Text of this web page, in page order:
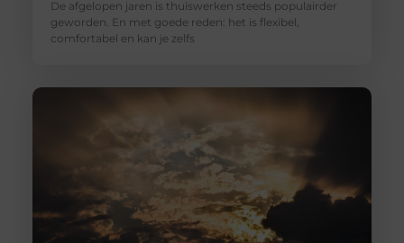
De afgelopen jaren is thuiswerken steeds populairder
geworden. En met goede reden: het is flexibel,
comfortabel en kan je zelfs